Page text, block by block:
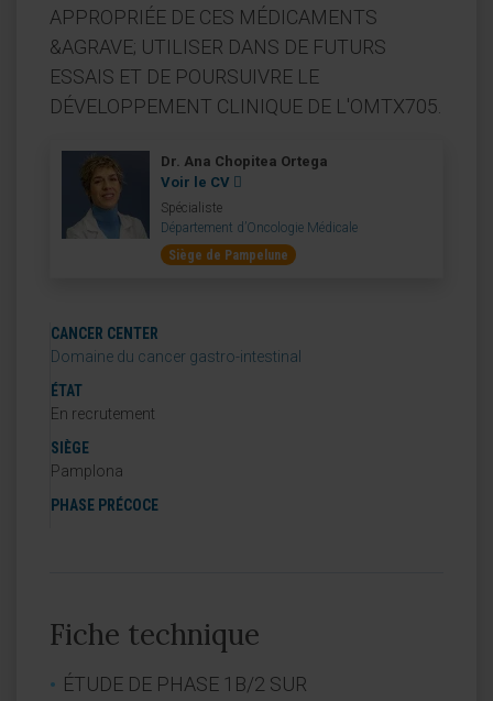
APPROPRIÉE DE CES MÉDICAMENTS
&AGRAVE; UTILISER DANS DE FUTURS
ESSAIS ET DE POURSUIVRE LE
DÉVELOPPEMENT CLINIQUE DE L'OMTX705.
Dr. Ana Chopitea Ortega
Voir le CV
Spécialiste
Département d’Oncologie Médicale
Siège de Pampelune
CANCER CENTER
Domaine du cancer gastro-intestinal
ÉTAT
En recrutement
SIÈGE
Pamplona
PHASE PRÉCOCE
Fiche technique
ÉTUDE DE PHASE 1B/2 SUR